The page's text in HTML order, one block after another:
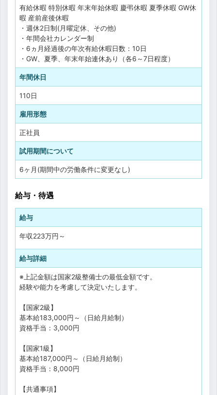
有給休暇 特別休暇 年末年始休暇 慶弔休暇 夏季休暇 GW休
暇 産前産後休暇
・週休2日制(月曜定休、その他)
・年間会社カレンダー制
・6ヵ月経過後の年次有給休暇日数：10日
・GW、夏季、年末年始連休あり（各6～7日程度）
年間休日
110日
雇用形態
正社員
試用期間について
6ヶ月(期間中の労働条件に変更なし)
給与・待遇
給与
年収223万円 ～
給与詳細
※上記金額は国家2級整備士の最低金額です。
経験や能力を考慮して決定いたします。
【国家2級】
基本給183,000円～（日給月給制）
資格手当：3,000円
【国家1級】
基本給187,000円～（日給月給制）
資格手当：8,000円
【共通事項】